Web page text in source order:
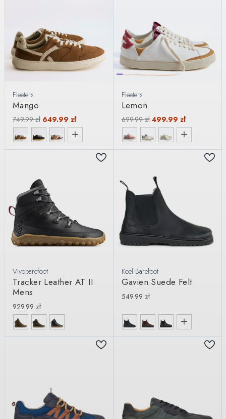
Fleeters
Mango
749.99zł 649.99 zł
Fleeters
Lemon
699.99zł 499.99 zł
Vivobarefoot
Tracker Leather AT II
Mens
929.99 zł
Koel Barefoot
Gavien Suede Felt
549.99 zł